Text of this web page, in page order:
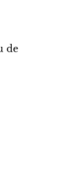
de